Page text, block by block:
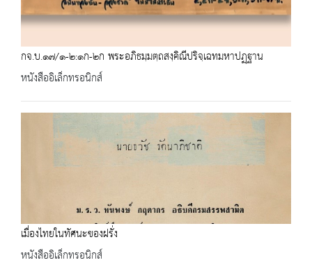
กจ.บ.๑๗/๑-๒:๑ก-๒ก พระอภิธมฺมตฺถสงฺคิณีปริจฺเฉทมหาปฏฺฐาน
หนังสืออิเล็กทรอนิกส์
เมื่องไทยในทัศนะของฝรั่ง
หนังสืออิเล็กทรอนิกส์